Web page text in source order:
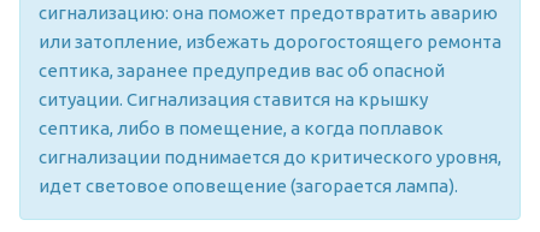
сигнализацию: она поможет предотвратить аварию
или затопление, избежать дорогостоящего ремонта
септика, заранее предупредив вас об опасной
ситуации. Сигнализация ставится на крышку
септика, либо в помещение, а когда поплавок
сигнализации поднимается до критического уровня,
идет световое оповещение (загорается лампа).